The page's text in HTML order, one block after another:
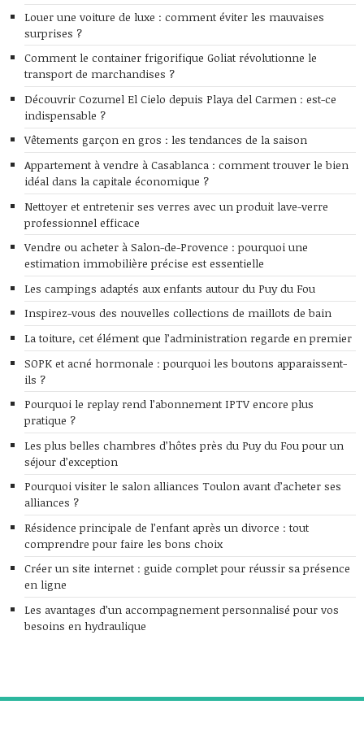
Louer une voiture de luxe : comment éviter les mauvaises
surprises ?
Comment le container frigorifique Goliat révolutionne le
transport de marchandises ?
Découvrir Cozumel El Cielo depuis Playa del Carmen : est-ce
indispensable ?
Vêtements garçon en gros : les tendances de la saison
Appartement à vendre à Casablanca : comment trouver le bien
idéal dans la capitale économique ?
Nettoyer et entretenir ses verres avec un produit lave-verre
professionnel efficace
Vendre ou acheter à Salon-de-Provence : pourquoi une
estimation immobilière précise est essentielle
Les campings adaptés aux enfants autour du Puy du Fou
Inspirez-vous des nouvelles collections de maillots de bain
La toiture, cet élément que l’administration regarde en premier
SOPK et acné hormonale : pourquoi les boutons apparaissent-
ils ?
Pourquoi le replay rend l’abonnement IPTV encore plus
pratique ?
Les plus belles chambres d’hôtes près du Puy du Fou pour un
séjour d’exception
Pourquoi visiter le salon alliances Toulon avant d’acheter ses
alliances ?
Résidence principale de l’enfant après un divorce : tout
comprendre pour faire les bons choix
Créer un site internet : guide complet pour réussir sa présence
en ligne
Les avantages d’un accompagnement personnalisé pour vos
besoins en hydraulique